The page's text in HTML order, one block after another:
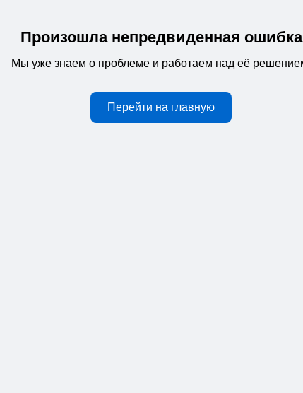
Произошла непредвиденная ошибка
Мы уже знаем о проблеме и работаем над её
Перейти на главную